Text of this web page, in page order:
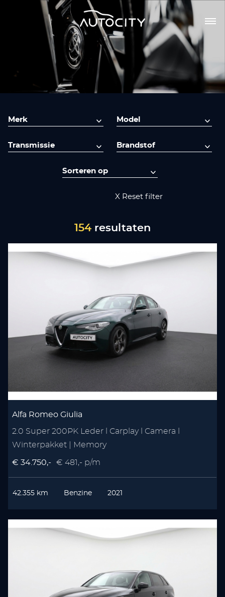
X Reset filter
154 resultaten
Alfa Romeo Giulia
2.0 Super 200PK Leder l Carplay l Camera l
Winterpakket | Memory
€ 34.750,- € 481,- p/m
42.355 km Benzine 2021